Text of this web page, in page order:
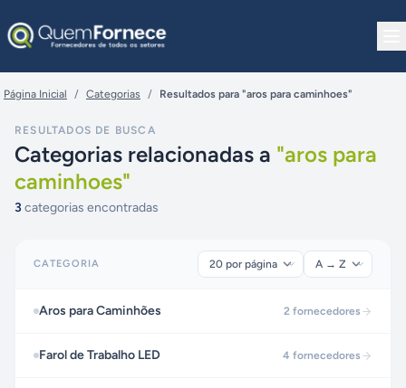
Página Inicial / Categorias / Resultados para "aros para caminhoes"
RESULTADOS DE BUSCA
Categorias relacionadas a "aros para
caminhoes"
3 categorias encontradas
CATEGORIA
Aros para Caminhões 2 fornecedores
Farol de Trabalho LED 4 fornecedores